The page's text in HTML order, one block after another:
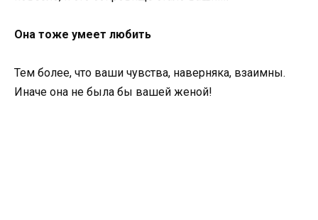
Она тоже умеет любить
Тем более, что ваши чувства, наверняка, взаимны.
Иначе она не была бы вашей женой!